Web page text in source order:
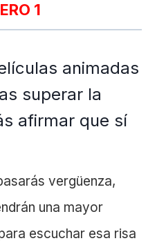
1
animadas
superar la
afirmar que sí
vergüenza,
una mayor
escuchar esa risa